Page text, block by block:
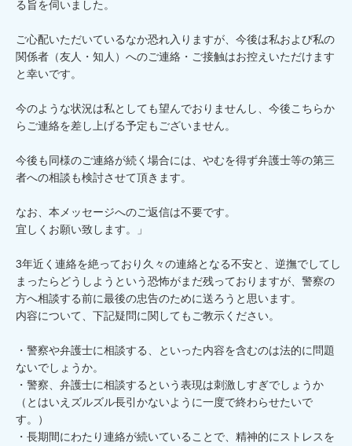
る旨を伺いました。
ご心配いただいているなか恐れ入りますが、今後は私および私の
関係者（友人・知人）へのご連絡・ご接触はお控えいただけます
と幸いです。
今のような状況は私としても望んでおりませんし、今後こちらか
らご連絡を差し上げる予定もございません。
今後も同様のご連絡が続く場合には、やむを得ず弁護士等の第三
者への相談も検討させて頂きます。
なお、本メッセージへのご返信は不要です。
宜しくお願い致します。」
3年近く連絡を絶っており久々の連絡となる不安と、逆撫でしてし
まったらどうしようという恐怖がまだ残っておりますが、警察の
方へ相談する前に最後の忠告のために送ろうと思います。
内容について、下記疑問に関してもご教示ください。
・警察や弁護士に相談する、といった内容を含むのは法的に問題
ないでしょうか。
・警察、弁護士に相談するという表現は刺激しすぎでしょうか
（とはいえズルズル長引かないように一度で終わらせたいで
す。）
・長期間にわたり連絡が続いていることで、精神的にストレスを